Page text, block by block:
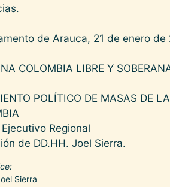
de Arauca, 21 de enero de
COLOMBIA LIBRE Y
POLÍTICO DE MASAS DE
Regional
de DD.HH. Joel Sierra.
Sierra